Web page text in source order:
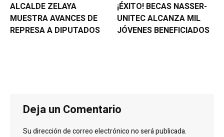
ALCALDE ZELAYA
MUESTRA AVANCES DE
REPRESA A DIPUTADOS
¡ÉXITO! BECAS NASSER-
UNITEC ALCANZA MIL
JÓVENES BENEFICIADOS
Deja un Comentario
Su dirección de correo electrónico no será publicada.